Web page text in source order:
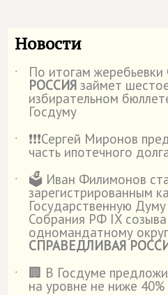
Новости
˙ По итогам жеребьевки
РОССИЯ займет
избирательном
Госдуму
˙
❗️❗️❗️Сергей Миронов
часть ипотечного
˙
🗳️ Иван Филимонов
зарегистрированным
Государственную
Собрания РФ IX
одномандатному
СПРАВЕДЛИВАЯ
˙
🏢 В Госдуме
на уровне не ниже